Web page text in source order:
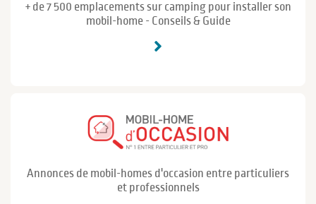
+ de 7 500 emplacements sur camping pour installer son
mobil-home - Conseils & Guide
Annonces de mobil-homes d'occasion entre particuliers
et professionnels